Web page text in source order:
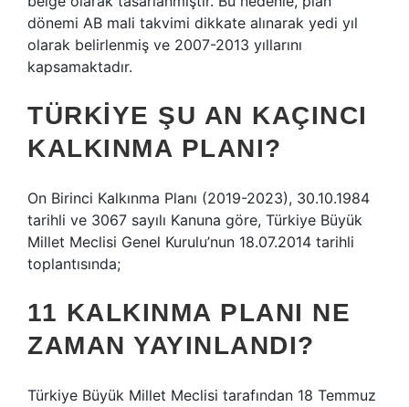
dönemi AB mali takvimi dikkate alınarak yedi yıl
olarak belirlenmiş ve 2007-2013 yıllarını
kapsamaktadır.
TÜRKIYE ŞU AN KAÇINCI
KALKINMA PLANI?
On Birinci Kalkınma Planı (2019-2023), 30.10.1984
tarihli ve 3067 sayılı Kanuna göre, Türkiye Büyük
Millet Meclisi Genel Kurulu’nun 18.07.2014 tarihli
toplantısında;
11 KALKINMA PLANI NE
ZAMAN YAYINLANDI?
Türkiye Büyük Millet Meclisi tarafından 18 Temmuz